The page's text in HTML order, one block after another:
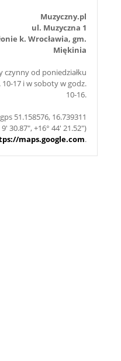
Muzyczny.pl
ul. Muzyczna 1
k. Wrocławia, gm.
Miękinia
czynny od poniedziałku
17 i w soboty w godz.
10-16.
gps 51.158576, 16.739311
9' 30.87", +16° 44' 21.52")
maps.google.com.